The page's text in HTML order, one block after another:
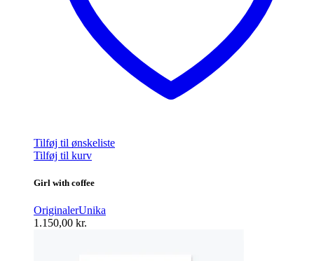
Tilføj til ønskeliste
Tilføj til kurv
Girl with coffee
OriginalerUnika
1.150,00 kr.